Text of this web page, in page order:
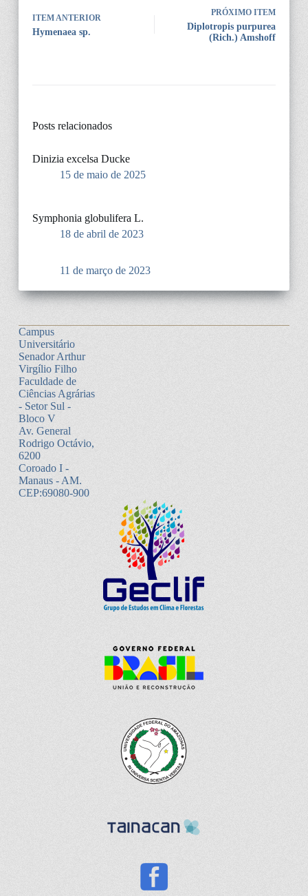
ITEM ANTERIOR
Hymenaea sp.
PRÓXIMO ITEM
Diplotropis purpurea
(Rich.) Amshoff
Posts relacionados
Dinizia excelsa Ducke
15 de maio de 2025
Symphonia globulifera L.
18 de abril de 2023
11 de março de 2023
Campus
Universitário
Senador Arthur
Virgílio Filho
Faculdade de
Ciências Agrárias
- Setor Sul -
Bloco V
Av. General
Rodrigo Octávio,
6200
Coroado I -
Manaus - AM.
CEP:69080-900